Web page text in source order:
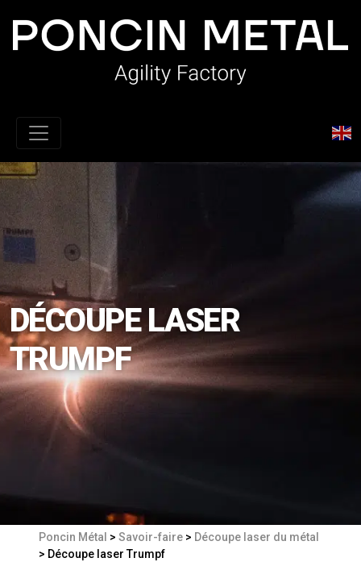
DÉCOUPE LASER
TRUMPF
Poncin Métal > Savoir-faire > Découpe laser du métal
> Découpe laser Trumpf